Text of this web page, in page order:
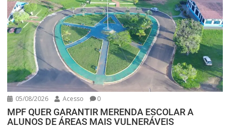
05/08/2026 Acesso 0
MPF QUER GARANTIR MERENDA ESCOLAR A
ALUNOS DE ÁREAS MAIS VULNERÁVEIS